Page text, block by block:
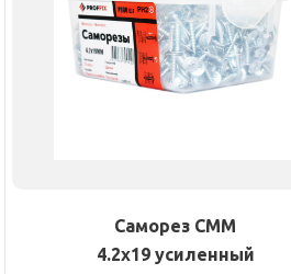
Саморез СММ
4.2х19 усиленный